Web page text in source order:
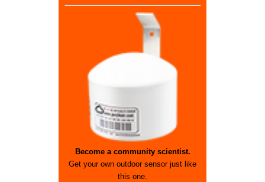
Become a community scientist.
Get your own outdoor sensor just like
this one.